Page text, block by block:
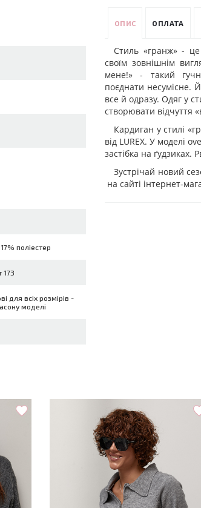
поліестер
173
для всіх розмірів -
моделі
ОПИС ОПЛАТА
Стиль «гранж» -
своїм зовнішнім
мене!» - такий
поєднати несумісне.
все й одразу. Одяг у
створювати відчуття
Кардиган у стилі
від LUREX. У моделі
застібка на
Зустрічай новий
на сайті інтернет-